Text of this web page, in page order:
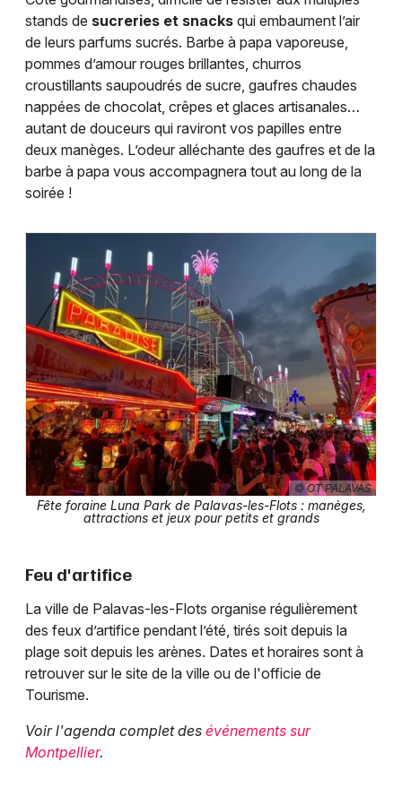
stands de sucreries et snacks qui embaument l’air
de leurs parfums sucrés. Barbe à papa vaporeuse,
pommes d’amour rouges brillantes, churros
croustillants saupoudrés de sucre, gaufres chaudes
nappées de chocolat, crêpes et glaces artisanales…
autant de douceurs qui raviront vos papilles entre
deux manèges. L’odeur alléchante des gaufres et de la
barbe à papa vous accompagnera tout au long de la
soirée !
© OT PALAVAS
Fête foraine Luna Park de Palavas-les-Flots : manèges,
attractions et jeux pour petits et grands
Feu d'artifice
La ville de Palavas-les-Flots organise régulièrement
des feux d’artifice pendant l’été, tirés soit depuis la
plage soit depuis les arènes. Dates et horaires sont à
retrouver sur le site de la ville ou de l'officie de
Tourisme.
Voir l'agenda complet des événements sur
Montpellier.